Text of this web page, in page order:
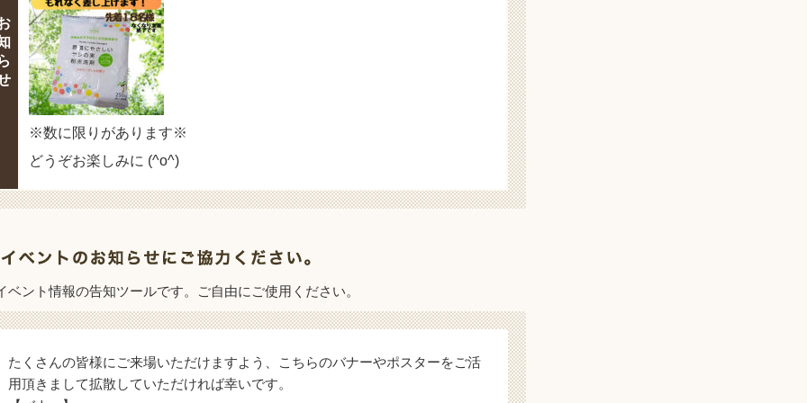
※数に限りがあります※
どうぞお楽しみに (^o^)
ベント情報の告知ツールです。ご自由にご使用ください。
たくさんの皆様にご来場いただけますよう、こちらのバナーやポスターをご活
用頂きまして拡散していただければ幸いです。